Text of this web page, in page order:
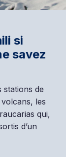
si
savez
stations de
les
qui,
d’un